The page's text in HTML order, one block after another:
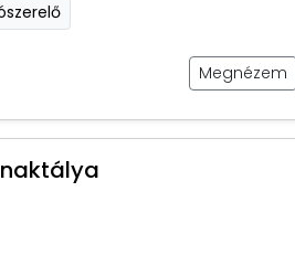
Megnézem